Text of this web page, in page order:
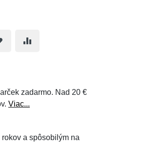
zadarmo. Nad 20 €
Viac...
a spôsobilým na